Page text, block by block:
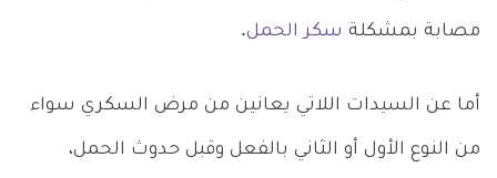
مصابة بمشكلة سكر الحمل.
أما عن السيدات اللاتي يعانين من مرض السكري سواء
من النوع الأول أو الثاني بالفعل وقبل حدوث الحمل،